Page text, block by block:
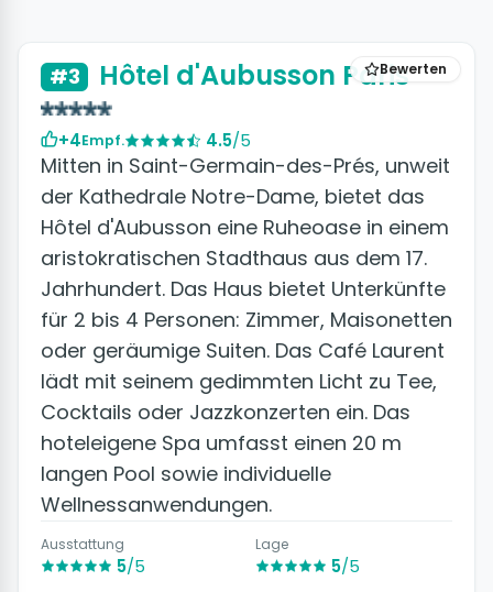
Bewerten
#3 Hôtel d'Aubusson Paris
+4Empf. 4.5/5
Mitten in Saint-Germain-des-Prés, unweit
der Kathedrale Notre-Dame, bietet das
Hôtel d'Aubusson eine Ruheoase in einem
aristokratischen Stadthaus aus dem 17.
Jahrhundert. Das Haus bietet Unterkünfte
für 2 bis 4 Personen: Zimmer, Maisonetten
oder geräumige Suiten. Das Café Laurent
lädt mit seinem gedimmten Licht zu Tee,
Cocktails oder Jazzkonzerten ein. Das
hoteleigene Spa umfasst einen 20 m
langen Pool sowie individuelle
Wellnessanwendungen.
Ausstattung
5/5
Lage
5/5